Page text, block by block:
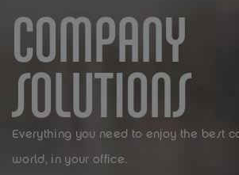
COMPANY
SOLUTIONS
Everything you need to enjoy the best
world, in your office.